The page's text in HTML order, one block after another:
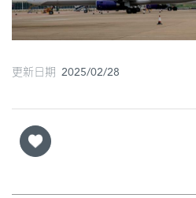
媽
閣
寺
更新日期 2025/02/28